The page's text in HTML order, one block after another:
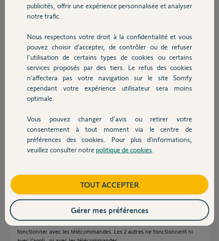
Domotique
Chauffage
Autres produits
Devis avec un pro
Contact
Lionel V.
il y a environ 2 mois
Participer au fil de discussion
Réponses
J’ai le message d’erreur ce matin mais sur mes 5 stores 3 on pu
fonctionner avec les télécommandes. Les 2 autres ne fonctionnent ni
publicités, offrir une expérience personnalisée et analyser
notre trafic.
Nous respectons votre droit à la confidentialité et vous
pouvez choisir d’accepter, de contrôler ou de refuser
l'utilisation de certains types de cookies ou certains
services proposés par des tiers. Le refus des cookies
n’affectera pas votre navigation sur le site Somfy
cependant votre expérience utilisateur sera moins
optimale.
Vous pouvez changer d'avis ou retirer votre
consentement à tout moment via le centre de
préférences des cookies. Pour plus d’informations,
veuillez consulter notre politique de cookies
TOUT ACCEPTER
Gérer mes préférences